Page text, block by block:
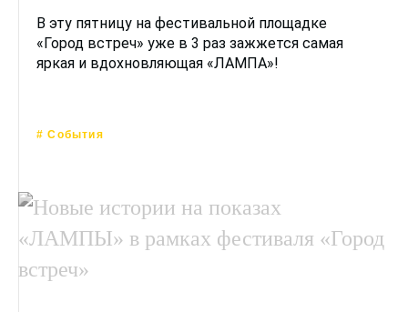
В эту пятницу на фестивальной площадке
«Город встреч» уже в 3 раз зажжется самая
яркая и вдохновляющая «ЛАМПА»!
# События